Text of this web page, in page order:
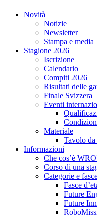
Novità
Notizie
Newsletter
Stampa e media
Stagione 2026
Iscrizione
Calendario
Compiti 2026
Risultati delle
Finale Svizzera
Eventi
Materiale
Tavolo da
Informazioni
Che cos’è
Corso di una
Categorie e
Fasce
Future
Future